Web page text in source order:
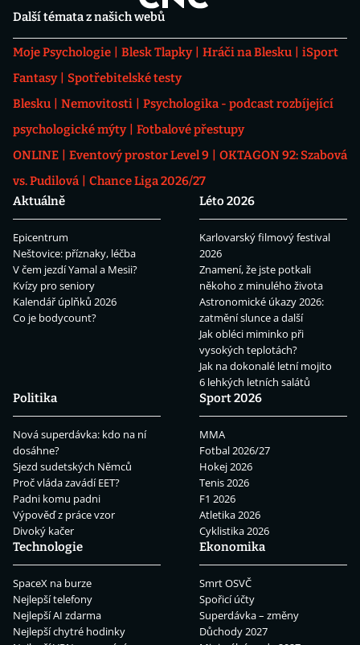
Další témata z našich webů
Moje Psychologie Blesk Tlapky Hráči na Blesku
iSport
Fantasy
Spotřebitelské testy
Blesku
Nemovitosti
Psychologika - podcast rozbíjející
psychologické mýty
Fotbalové přestupy
ONLINE
Eventový prostor Level 9
OKTAGON 92: Szabová
vs. Pudilová
Chance Liga 2026/27
Aktuálně
Epicentrum
Neštovice: příznaky, léčba
V čem jezdí Yamal a Mesii?
Kvízy pro seniory
Kalendář úplňků 2026
Co je bodycount?
Léto 2026
Karlovarský filmový festival
2026
Znamení, že jste potkali
někoho z minulého života
Astronomické úkazy 2026:
zatmění slunce a další
Jak obléci miminko při
vysokých teplotách?
Jak na dokonalé letní mojito
6 lehkých letních salátů
Politika
Nová superdávka: kdo na ní
dosáhne?
Sjezd sudetských Němců
Proč vláda zavádí EET?
Padni komu padni
Výpověď z práce vzor
Divoký kačer
Sport 2026
MMA
Fotbal 2026/27
Hokej 2026
Tenis 2026
F1 2026
Atletika 2026
Cyklistika 2026
Technologie
SpaceX na burze
Nejlepší telefony
Nejlepší AI zdarma
Nejlepší chytré hodinky
Ekonomika
Smrt OSVČ
Spořicí účty
Superdávka – změny
Důchody 2027